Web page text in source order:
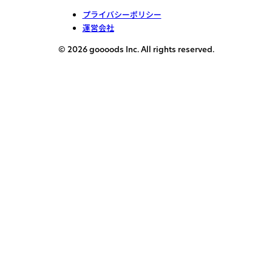
プライバシーポリシー
運営会社
© 2026 goooods Inc. All rights reserved.